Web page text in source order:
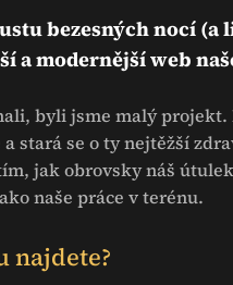
bezesných nocí
a modernější web
byli jsme malý
stará se o ty nejtěžší
jak obrovsky náš
naše práce v terénu.
najdete?